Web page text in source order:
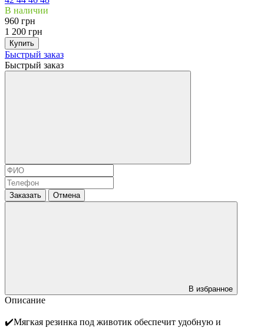
В наличии
960 грн
1 200 грн
Купить
Быстрый заказ
Быстрый заказ
Заказать Отмена
В избранное
Описание
✔️Мягкая резинка под животик обеспечит удобную и